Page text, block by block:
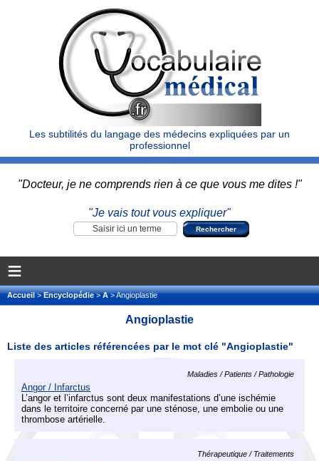
Les subtilités du langage des médecins expliquées par un
professionnel
"Docteur, je ne comprends rien à ce que vous me dites !"
"Je vais tout vous expliquer"
≡
Accueil>Encyclopédie>A> Angioplastie
Angioplastie
Liste des articles référencées par le mot clé "Angioplastie"
Maladies / Patients / Pathologie
Angor / Infarctus
L’angor et l’infarctus sont deux manifestations d’une ischémie
dans le territoire concerné par une sténose, une embolie ou une
thrombose artérielle.
Thérapeutique / Traitements